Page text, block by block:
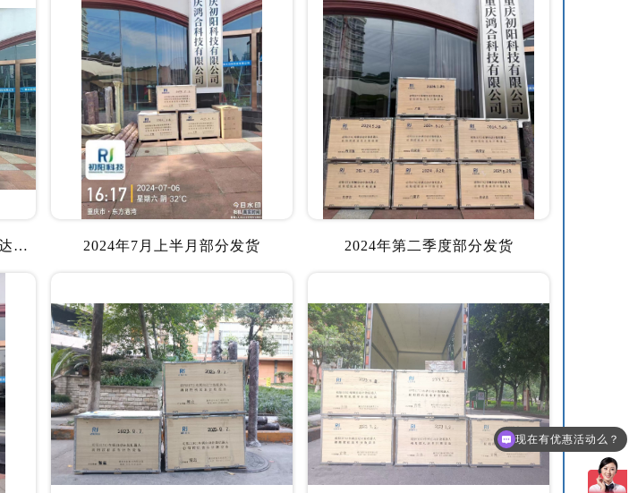
2024-7-17（广东）初阳激光雷达体积测量系统发货广东 2024年7月上半月部分发货 2024年第二季度部分发货
现在有优惠活动么？